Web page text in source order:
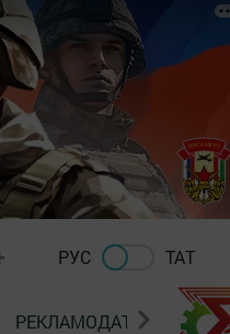
РУС ТАТ
РЕКЛАМОДАТЕЛЯМ